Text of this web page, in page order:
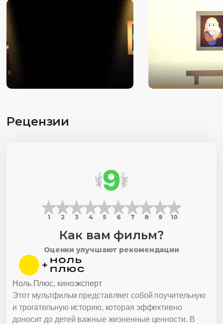
Рецензии
9
1 2 3 4 5 6 7 8 9 10
Как вам фильм?
Оценки улучшают рекомендации
Этот мультфильм представляет собой поучительную
и трогательную историю, которая эффективно
доносит до детей важные жизненные ценности. В
Ноль Плюс, киноэксперт